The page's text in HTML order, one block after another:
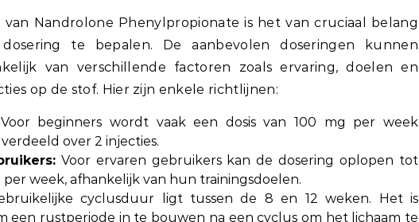
Nandrolone Phenylpropionate is het van cruciaal belang
te bepalen. De aanbevolen doseringen kunnen
van verschillende factoren zoals ervaring, doelen en
op de stof. Hier zijn enkele richtlijnen:
Voor beginners wordt vaak een dosis van 100 mg per week
over 2 injecties.
Voor ervaren gebruikers kan de dosering oplopen tot
week, afhankelijk van hun trainingsdoelen.
cyclusduur ligt tussen de 8 en 12 weken. Het is
een rustperiode in te bouwen na een cyclus om het lichaam te